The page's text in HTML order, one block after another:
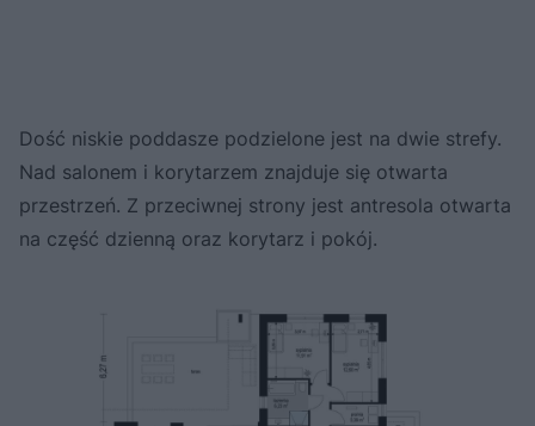
Dość niskie poddasze podzielone jest na dwie strefy.
Nad salonem i korytarzem znajduje się otwarta
przestrzeń. Z przeciwnej strony jest antresola otwarta
na część dzienną oraz korytarz i pokój.